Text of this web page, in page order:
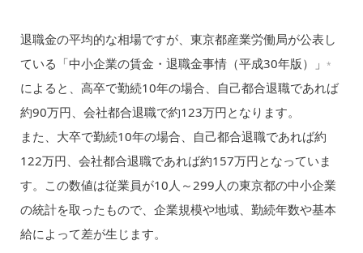
退職金の平均的な相場ですが、東京都産業労働局が公表し
ている「中小企業の賃金・退職金事情（平成30年版）」
*
によると、高卒で勤続10年の場合、自己都合退職であれば
約90万円、会社都合退職で約123万円となります。
また、大卒で勤続10年の場合、自己都合退職であれば約
122万円、会社都合退職であれば約157万円となっていま
す。この数値は従業員が10人～299人の東京都の中小企業
の統計を取ったもので、企業規模や地域、勤続年数や基本
給によって差が生じます。